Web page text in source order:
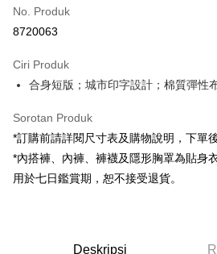
Pengambilan di Kedai Serbaneka
Apple Pay
Google Pay
OP Pay Later
Deskripsi
pengguna Taiwan Mobile tanpa memerlukan
No. Produk
8720063
Ciri Produk
合身短版；城市印字設計；棉質彈性
Sorotan Produk
*訂購前請詳閱尺寸表及購物說明，下單
*內搭褲、內褲、褲襪及隱形胸罩為貼身
用於七日鑑賞期，恕不接受退貨。
Deskripsi